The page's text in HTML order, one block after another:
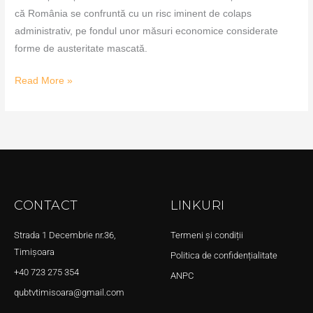
că România se confruntă cu un risc iminent de colaps
administrativ, pe fondul unor măsuri economice considerate
forme de austeritate mascată.
Read More »
CONTACT
Strada 1 Decembrie nr.36,
Timișoara
+40 723 275 354
qubtvtimisoara@gmail.com
LINKURI
Termeni și condiții
Politica de confidențialitate
ANPC